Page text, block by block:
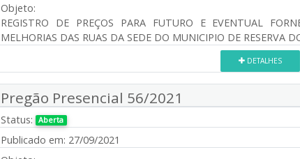
Objeto:
REGISTRO DE PREÇOS PARA FUTURO E EVENTUAL
MELHORIAS DAS RUAS DA SEDE DO MUNICIPIO DE RESERVA
DETALHES
Pregão Presencial 56/2021
Status: Aberta
Publicado em: 27/09/2021